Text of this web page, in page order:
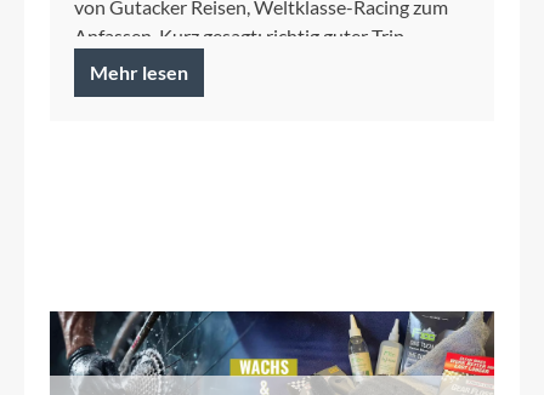
von Gutacker Reisen, Weltklasse-Racing zum
Anfassen. Kurz gesagt: richtig guter Trip.
Mehr lesen